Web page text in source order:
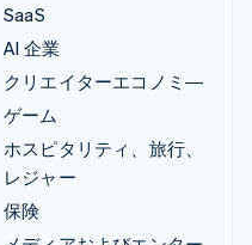
SaaS
AI 企業
クリエイターエコノミ―
ゲーム
ホスピタリティ、旅行、
レジャー
保険